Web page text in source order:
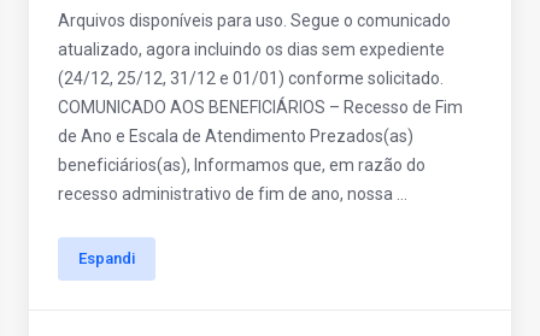
Arquivos disponíveis para uso. Segue o comunicado
atualizado, agora incluindo os dias sem expediente
(24/12, 25/12, 31/12 e 01/01) conforme solicitado.
COMUNICADO AOS BENEFICIÁRIOS – Recesso de Fim
de Ano e Escala de Atendimento Prezados(as)
beneficiários(as), Informamos que, em razão do
recesso administrativo de fim de ano, nossa ...
Espandi